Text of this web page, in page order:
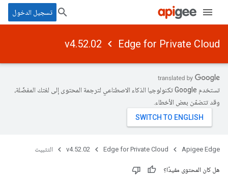
تسجيل الدخول
Edge for Private Cloud
v4.52.02
تستخدم Google تكنولوجيا الذكاء الاصطناعي لترجمة المحتوى إلى لغتك المفضّلة،
وقد تتضمّن بعض الأخطاء.
Apigee Edge
Edge for Private Cloud
v4.52.02 التثبيت
هل كان المحتوى مفيدًا؟